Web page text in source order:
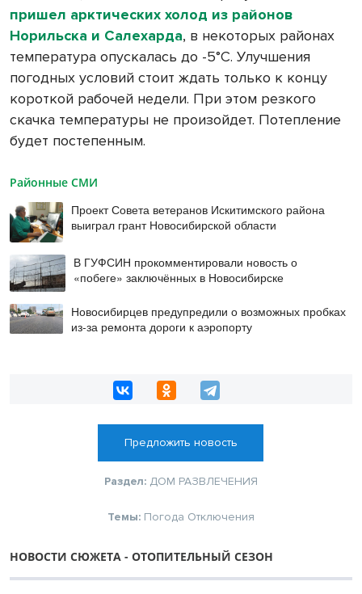
пришел арктических холод из районов
Норильска и Салехарда, в некоторых районах
температура опускалась до -5°С. Улучшения
погодных условий стоит ждать только к концу
короткой рабочей недели. При этом резкого
скачка температуры не произойдет. Потепление
будет постепенным.
Районные СМИ
Проект Совета ветеранов Искитимского района
выиграл грант Новосибирской области
В ГУФСИН прокомментировали новость о
«побеге» заключённых в Новосибирске
Новосибирцев предупредили о возможных пробках
из-за ремонта дороги к аэропорту
Предложить новость
Раздел: ДОМ РАЗВЛЕЧЕНИЯ
Темы: Погода Отключения
НОВОСТИ СЮЖЕТА - ОТОПИТЕЛЬНЫЙ СЕЗОН